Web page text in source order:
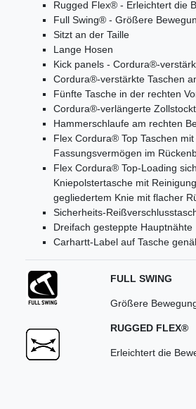
Rugged Flex® - Erleichtert die
Full Swing® - Größere
Sitzt an der Taille
Lange Hosen
Kick panels - Cordura®-
Cordura®-verstärkte Taschen
Fünfte Tasche in der rechten
Cordura®-verlängerte
Hammerschlaufe am rechten
Flex Cordura® Top Taschen mit
Fassungsvermögen im
Flex Cordura® Top-Loading
Kniepolstertasche mit
gegliedertem Knie mit flacher
Sicherheits-
Dreifach gesteppte Hauptnähte
Carhartt-Label auf Tasche
FULL SWING
Größere
RUGGED FLEX®
Erleichtert die